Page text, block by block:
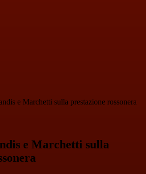
e Marchetti sulla prestazione rossonera
e Marchetti sulla